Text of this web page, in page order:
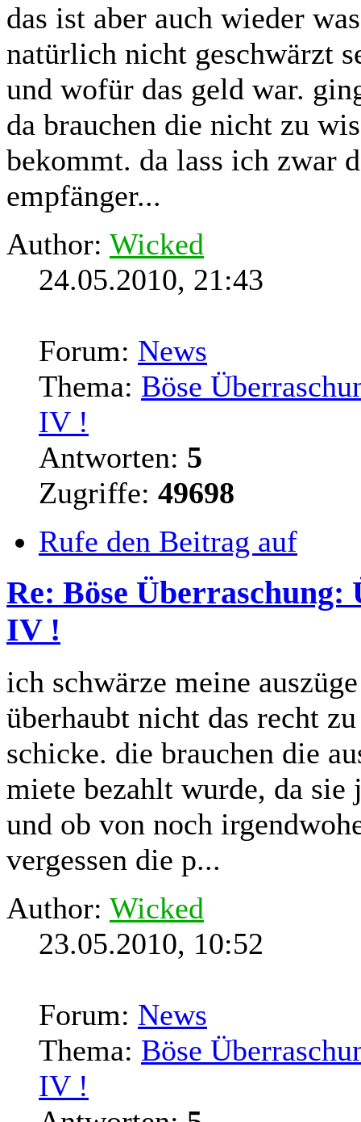
das ist aber auch wieder
natürlich nicht geschwärzt
und wofür das geld war.
da brauchen die nicht zu
bekommt. da lass ich zwar
empfänger...
Author: Wicked
24.05.2010, 21:43
Forum: News
Thema: Böse
IV !
Antworten: 5
Zugriffe: 49698
Rufe den Beitrag auf
Re: Böse
IV !
ich schwärze meine
überhaubt nicht das recht
schicke. die brauchen die
miete bezahlt wurde, da sie
und ob von noch
vergessen die p...
Author: Wicked
23.05.2010, 10:52
Forum: News
Thema: Böse
IV !